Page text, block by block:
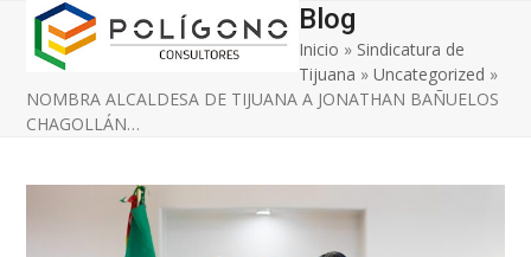
Skip
content
Open
mobile
menu
Close
mobile
menu
Blog
Inicio » Sindicatura de
Tijuana »Uncategorized »
NOMBRA ALCALDESA DE TIJUANA A JONATHAN BAÑUELOS
CHAGOLLÁN…